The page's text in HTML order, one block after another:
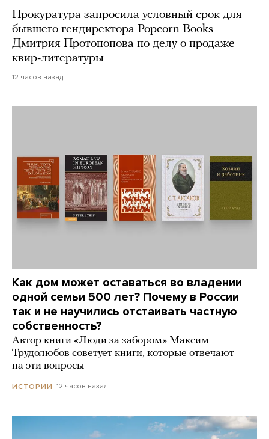
Прокуратура запросила условный срок для
бывшего гендиректора Popcorn Books
Дмитрия Протопопова по делу о продаже
квир-литературы
12 часов назад
Как дом может оставаться во владении
одной семьи 500 лет? Почему в России
так и не научились отстаивать частную
собственность?
Автор книги «Люди за забором» Максим
Трудолюбов советует книги, которые отвечают
на эти вопросы
ИСТОРИИ 12 часов назад